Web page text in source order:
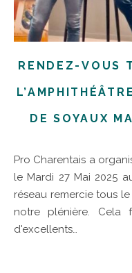
RENDEZ-VOUS
DE SOYAUX
Pro Charentais a organisé son A.G. Annuelle qui avait lieu
le Mardi 27 Mai 2025
réseau remercie tous
notre plénière.
d'excellents…